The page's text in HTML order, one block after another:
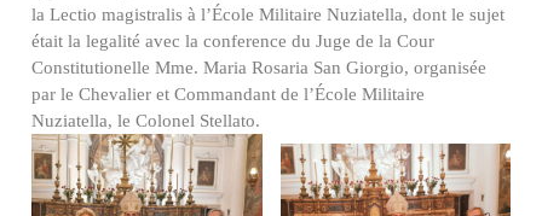
la Lectio magistralis à l’École Militaire Nuziatella, dont le sujet
était la legalité avec la conference du Juge de la Cour
Constitutionelle Mme. Maria Rosaria San Giorgio, organisée
par le Chevalier et Commandant de l’École Militaire
Nuziatella, le Colonel Stellato.